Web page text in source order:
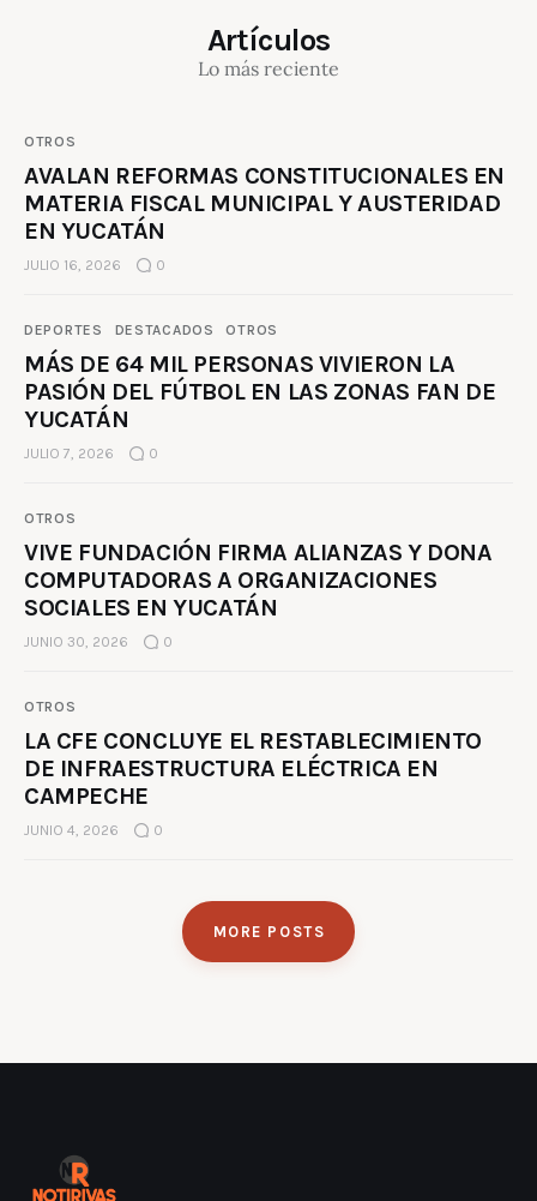
Artículos
Lo más reciente
OTROS
AVALAN REFORMAS CONSTITUCIONALES EN
MATERIA FISCAL MUNICIPAL Y AUSTERIDAD
EN YUCATÁN
JULIO 16, 2026 0
DEPORTES DESTACADOS OTROS
MÁS DE 64 MIL PERSONAS VIVIERON LA
PASIÓN DEL FÚTBOL EN LAS ZONAS FAN DE
YUCATÁN
JULIO 7, 2026 0
OTROS
VIVE FUNDACIÓN FIRMA ALIANZAS Y DONA
COMPUTADORAS A ORGANIZACIONES
SOCIALES EN YUCATÁN
JUNIO 30, 2026 0
OTROS
LA CFE CONCLUYE EL RESTABLECIMIENTO
DE INFRAESTRUCTURA ELÉCTRICA EN
CAMPECHE
JUNIO 4, 2026 0
MORE POSTS